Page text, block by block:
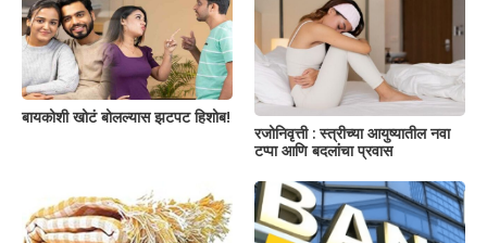
बायकोशी खोटं बोलल्यास झटपट हिशोब!
रजोनिवृत्ती : स्त्रीच्या आयुष्यातील नवा
टप्पा आणि बदलांचा प्रवास